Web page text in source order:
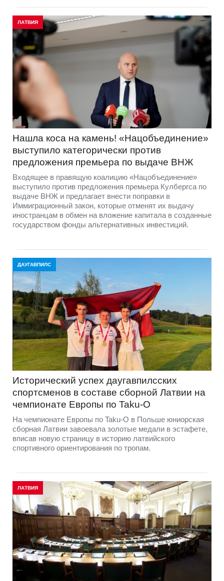
ЛАТВИЯ
Нашла коса на камень! «Нацобъединение»
выступило категорически против
предложения премьера по выдаче ВНЖ
Входящее в правящую коалицию «Нацобъединение»
выступило против предложения премьера Кулбергса по
выдаче ВНЖ и предлагает внести поправки в
Иммиграционный закон, которые отменят их выдачу
иностранцам в обмен на вложение капитала в созданные
государством фонды альтернативных инвестиций.
ДАУГАВПИЛС
Исторический успех даугавпилсских
спортсменов в составе сборной Латвии на
чемпионате Европы по Taku-O
На чемпионате Европы по Taku-O в Польше юниорская
сборная Латвии завоевала золотые медали в эстафете,
вписав новую страницу в историю латвийского
спортивного ориентирования по тропам.
ЛАТВИЯ